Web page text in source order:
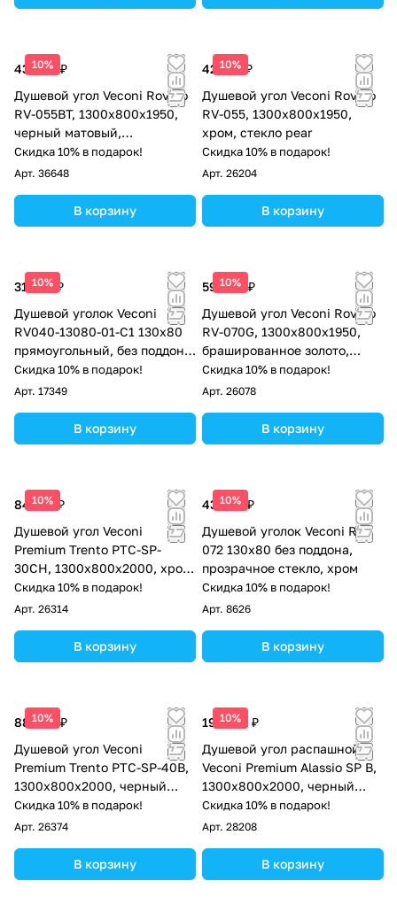
10%
43 868 ₽
Душевой угол Veconi Rovigo
RV-055BT, 1300х800х1950,
черный матовый,
тонированное стекло
Скидка 10% в подарок!
Арт. 36648
В корзину
10%
42 921 ₽
Душевой угол Veconi Rovigo
RV-055, 1300х800х1950,
хром, стекло pear
Скидка 10% в подарок!
Арт. 26204
В корзину
10%
31 520 ₽
Душевой уголок Veconi
RV040-13080-01-C1 130х80
прямоугольный, без поддона,
прозрачное стекло, хром
Скидка 10% в подарок!
Арт. 17349
В корзину
10%
59 496 ₽
Душевой угол Veconi Rovigo
RV-070G, 1300х800х1950,
брашированное золото,
стекло прозрачное
Скидка 10% в подарок!
Арт. 26078
В корзину
10%
84 718 ₽
Душевой угол Veconi
Premium Trento PTC-SP-
30CH, 1300х800x2000, хром,
стекло прозрачное
Скидка 10% в подарок!
Арт. 26314
В корзину
10%
43 659 ₽
Душевой уголок Veconi RV-
072 130х80 без поддона,
прозрачное стекло, хром
Скидка 10% в подарок!
Арт. 8626
В корзину
10%
88 500 ₽
Душевой угол Veconi
Premium Trento PTC-SP-40B,
1300х800x2000, черный
матовый, стекло прозрачное
Скидка 10% в подарок!
Арт. 26374
В корзину
10%
195 541 ₽
Душевой угол распашной
Veconi Premium Alassio SP B,
1300х800x2000, черный
матовый, стекло прозрачное
осветленное
Скидка 10% в подарок!
Арт. 28208
В корзину